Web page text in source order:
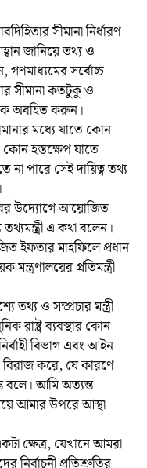
সীমানা নির্ধারণ
জানিয়ে তথ্য ও
গণমাধ্যমের সর্বোচ্চ
সীমানা কতটুকু ও
অবহিত করুন।
মধ্যে যাতে কোন
কোন হস্তক্ষেপ যাতে
পারে সেই দায়িত্ব তথ্য
উদ্যোগে আয়োজিত
এ কথা বলেন।
ইফতার মাহফিলে প্রধান
মন্ত্রণালয়ের প্রতিমন্ত্রী
তথ্য ও সম্প্রচার মন্ত্রী
রাষ্ট্র ব্যবস্থার কোন
বিভাগ এবং আইন
বিরাজ করে, যে কারণে
বলে। আমি অত্যন্ত
আমার উপরে আস্থা
ক্ষেত্র, যেখানে আমরা